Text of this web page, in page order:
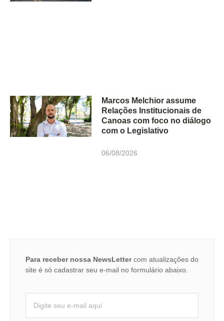
Marcos Melchior assume
Relações Institucionais de
Canoas com foco no diálogo
com o Legislativo
06/08/2026
Para receber nossa NewsLettercom atualizações do
site é só cadastrar seu e-mail no formulário abaixo.